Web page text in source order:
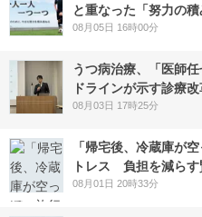
と重なった「努力の積
08月05日 16時00分
うつ病治療、「医師
ドラインが示す診療改
08月03日 17時25分
「帰宅後、冷蔵庫が
トレス 負担を減らす
08月01日 20時33分